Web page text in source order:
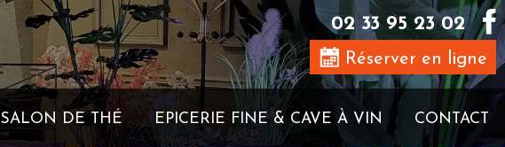
02 33 95 23 02
Réserver en ligne
SALON DE THÉ EPICERIE FINE & CAVE À VIN CONTACT